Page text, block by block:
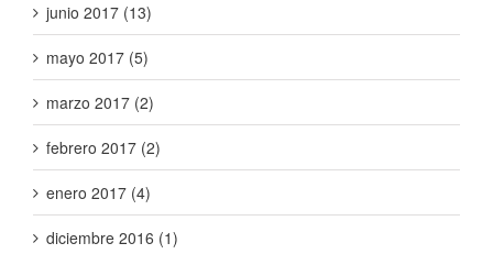
junio 2017 (13)
mayo 2017 (5)
marzo 2017 (2)
febrero 2017 (2)
enero 2017 (4)
diciembre 2016 (1)